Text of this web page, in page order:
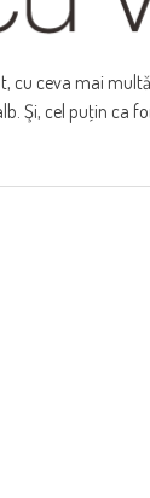
cu ceva mai
Şi, cel puţin ca